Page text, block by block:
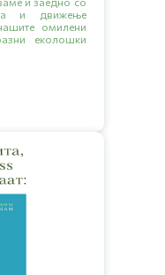
и движење
омилени
еколошки